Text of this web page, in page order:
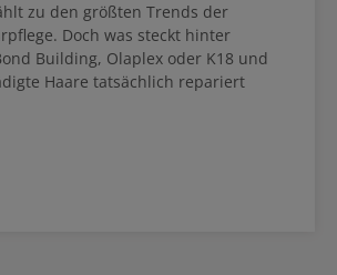
zu den größten Trends der
Doch was steckt hinter
Building, Olaplex oder K18 und
Haare tatsächlich repariert